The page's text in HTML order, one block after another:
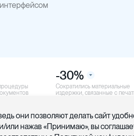
-30%
Cократились материальные
издержки, связанные с
они позволяют делать сайт
или нажав «Принимаю», вы